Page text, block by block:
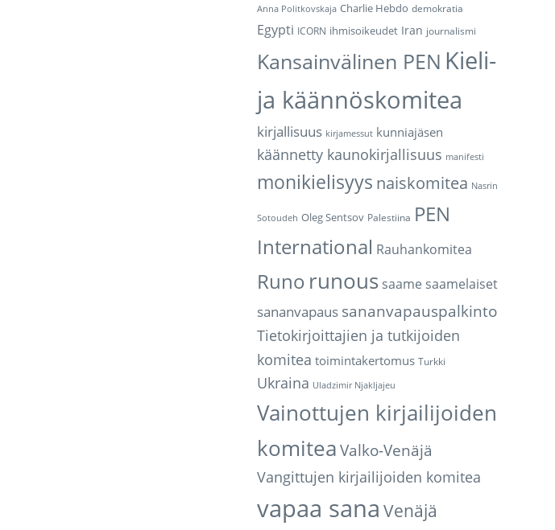
Anna Politkovskaja Charlie Hebdo demokratia
Egypti ICORN ihmisoikeudet Iran journalismi
Kansainvälinen PEN Kieli-
ja käännöskomitea
kirjallisuus kirjamessut kunniajäsen
käännetty kaunokirjallisuus manifesti
monikielisyys naiskomitea Nasrin
Sotoudeh Oleg Sentsov Palestiina PEN
International Rauhankomitea
Runo runous saame saamelaiset
sananvapaus sananvapauspalkinto
Tietokirjoittajien ja tutkijoiden
komitea toimintakertomus Turkki
Ukraina Uladzimir Njakljajeu
Vainottujen kirjailijoiden
komitea Valko-Venäjä
Vangittujen kirjailijoiden komitea
vapaa sana Venäjä